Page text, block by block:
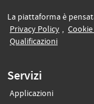
La piattaforma è
Privacy Policy(si apre
,
Qualificazioni(si apre in
Servizi
Applicazioni